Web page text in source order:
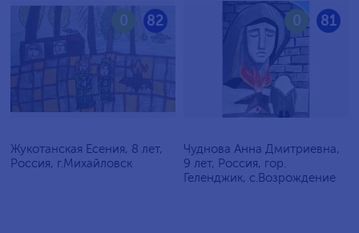
82
0
Жукотанская Есения, 8 лет,
Россия, г.Михайловск
81
0
Чуднова Анна Дмитриевна,
9 лет, Россия, гор.
Геленджик, с.Возрождение